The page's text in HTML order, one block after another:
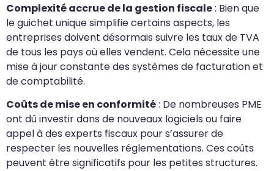
Complexité accrue de la gestion fiscale: Bien que
le guichet unique simplifie certains aspects, les
entreprises doivent désormais suivre les taux de TVA
de tous les pays où elles vendent. Cela nécessite une
mise à jour constante des systèmes de facturation et
de comptabilité.
Coûts de mise en conformité: De nombreuses PME
ont dû investir dans de nouveaux logiciels ou faire
appel à des experts fiscaux pour s’assurer de
respecter les nouvelles réglementations. Ces coûts
peuvent être significatifs pour les petites structures.